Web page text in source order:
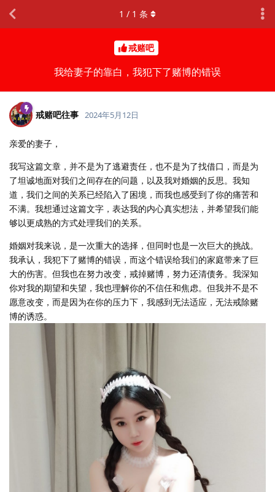
戒赌吧
我给妻子的靠白，我犯下了赌博的错误
1 / 1 条
戒赌吧往事 2024年5月12日
亲爱的妻子，
我写这篇文章，并不是为了逃避责任，也不是为了找借口，而是为
了坦诚地面对我们之间存在的问题，以及我对婚姻的反思。我知
道，我们之间的关系已经陷入了困境，而我也感受到了你的痛苦和
不满。我想通过这篇文字，表达我的内心真实想法，并希望我们能
够以更成熟的方式处理我们的关系。
婚姻对我来说，是一次重大的选择，但同时也是一次巨大的挑战。
我承认，我犯下了赌博的错误，而这个错误给我们的家庭带来了巨
大的伤害。但我也在努力改变，戒掉赌博，努力还清债务。我深知
你对我的期望和失望，我也理解你的不信任和焦虑。但我并不是不
愿意改变，而是因为在你的压力下，我感到无法适应，无法戒除赌
博的诱惑。